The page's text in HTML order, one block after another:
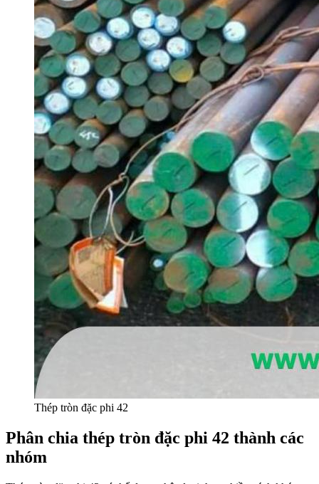
Thép tròn đặc phi 42
Phân chia thép tròn đặc phi 42 thành các
nhóm